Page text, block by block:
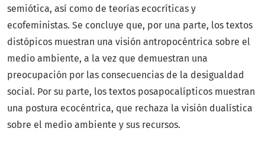
semiótica, así como de teorías ecocríticas y
ecofeministas. Se concluye que, por una parte, los textos
distópicos muestran una visión antropocéntrica sobre el
medio ambiente, a la vez que demuestran una
preocupación por las consecuencias de la desigualdad
social. Por su parte, los textos posapocalípticos muestran
una postura ecocéntrica, que rechaza la visión dualística
sobre el medio ambiente y sus recursos.